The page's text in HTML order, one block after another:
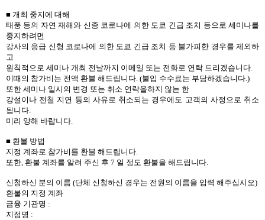
■ 개최 중지에 대해
태풍 등의 자연 재해와 신종 코로나에 의한 도쿄 긴급 조치 등으로 세미나를
중지하려면
강사의 응급 신형 코로나에 의한 도쿄 긴급 조치 등 불가피한 경우를 제외하
고
원칙적으로 세미나 개최 전날까지 이메일 또는 전화로 연락 드리겠습니다.
이때의 참가비는 전액 환불 해드립니다. (불입 수수료는 부담하겠습니다.)
또한 세미나 일시의 변경 또는 취소 연락을하지 않는 한
강설이나 전철 지연 등의 사유로 취소되는 경우에도 고객의 사정으로 취소
됩니다.
미리 양해 바랍니다.
■ 환불 방법
지정 계좌로 참가비를 환불 해드립니다.
또한, 환불 계좌를 알려 주신 후 7 일 정도 환불을 해드립니다.
신청하신 분의 이름 (단체 신청하신 경우는 전원의 이름을 입력 해주십시오)
환불의 지정 계좌
금융 기관명 :
지점명 :